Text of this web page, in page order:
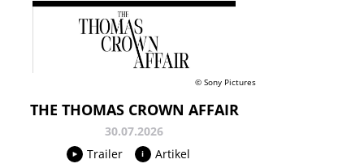
© Sony Pictures
THE THOMAS CROWN AFFAIR
30.07.2026
Trailer
Artikel